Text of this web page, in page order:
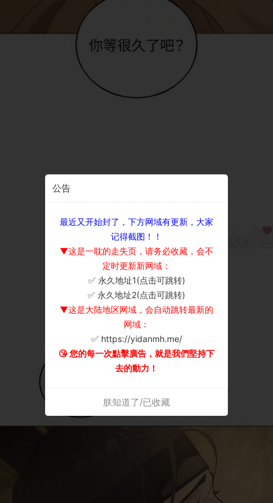
公告
最近又开始封了，下方网域有更新，大家
记得截图！！
▼这是一耽的走失页，请务必收藏，会不
定时更新新网域：
✅ 永久地址1(点击可跳转)
✅ 永久地址2(点击可跳转)
▼这是大陆地区网域，会自动跳转最新的
网域：
✅ https://yidanmh.me/
😘 您的每一次點擊廣告，就是我們堅持下
去的動力！
朕知道了/已收藏